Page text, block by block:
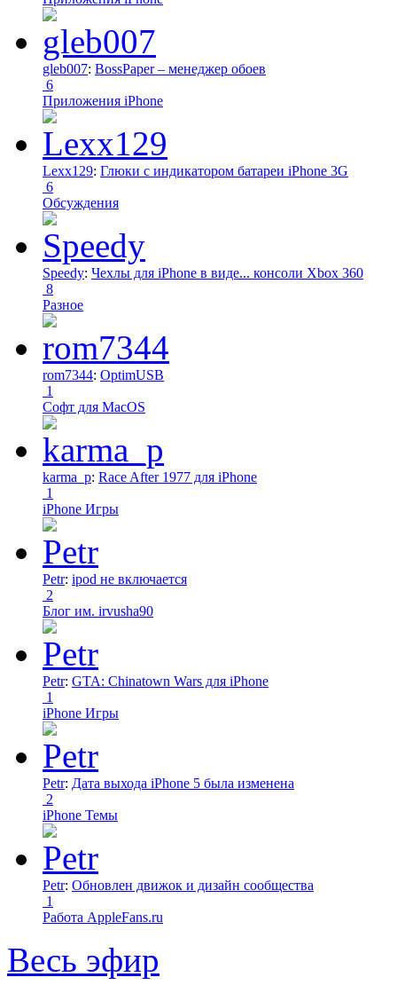
gleb007: BossPaper – менеджер обоев
6
Приложения iPhone
Lexx129: Глюки с индикатором батареи iPhone 3G
6
Обсуждения
Speedy: Чехлы для iPhone в виде... консоли Xbox 360
8
Разное
rom7344: OptimUSB
1
Софт для MacOS
karma_p: Race After 1977 для iPhone
1
iPhone Игры
Petr: ipod не включается
2
Блог им. irvusha90
Petr: GTA: Chinatown Wars для iPhone
1
iPhone Игры
Petr: Дата выхода iPhone 5 была изменена
2
iPhone Темы
Petr: Обновлен движок и дизайн сообщества
1
Работа AppleFans.ru
Весь эфир